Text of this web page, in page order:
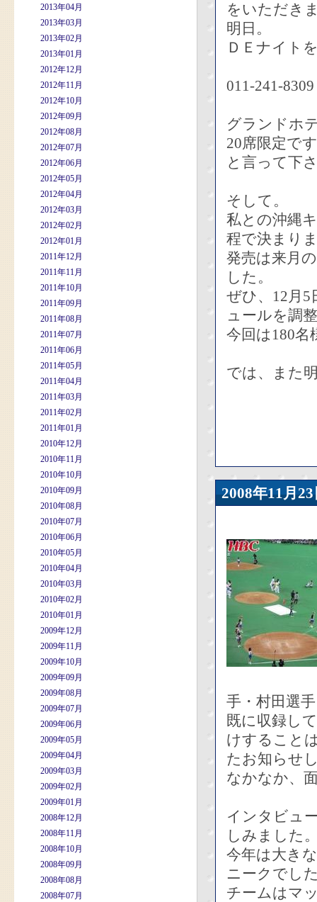
2013年04月
2013年03月
2013年02月
2013年01月
2012年12月
2012年11月
2012年10月
2012年09月
2012年08月
2012年07月
2012年06月
2012年05月
2012年04月
2012年03月
2012年02月
2012年01月
2011年12月
2011年11月
2011年10月
2011年09月
2011年08月
2011年07月
2011年06月
2011年05月
2011年04月
2011年03月
2011年02月
2011年01月
2010年12月
2010年11月
2010年10月
2010年09月
2010年08月
2010年07月
2010年06月
2010年05月
2010年04月
2010年03月
2010年02月
2010年01月
2009年12月
2009年11月
2009年10月
2009年09月
2009年08月
2009年07月
2009年06月
2009年05月
2009年04月
2009年03月
2009年02月
2009年01月
2008年12月
2008年11月
2008年10月
2008年09月
2008年08月
2008年07月
をいただき
明日。
ＤＥナイト
011-241-
グランドホ
20席限定で
と言って下
そして。
私との沖縄
程で決まり
発売は来月
した。
ぜひ、12月
ュールを調
今回は180
では、また
2008年11
手・村田選
既に収録し
けすること
たお知らせ
なかなか、
インタビュ
しみました
今年は大き
ニークでし
チームはマ